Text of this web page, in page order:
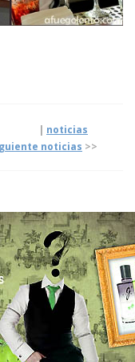
noticias
noticias >>